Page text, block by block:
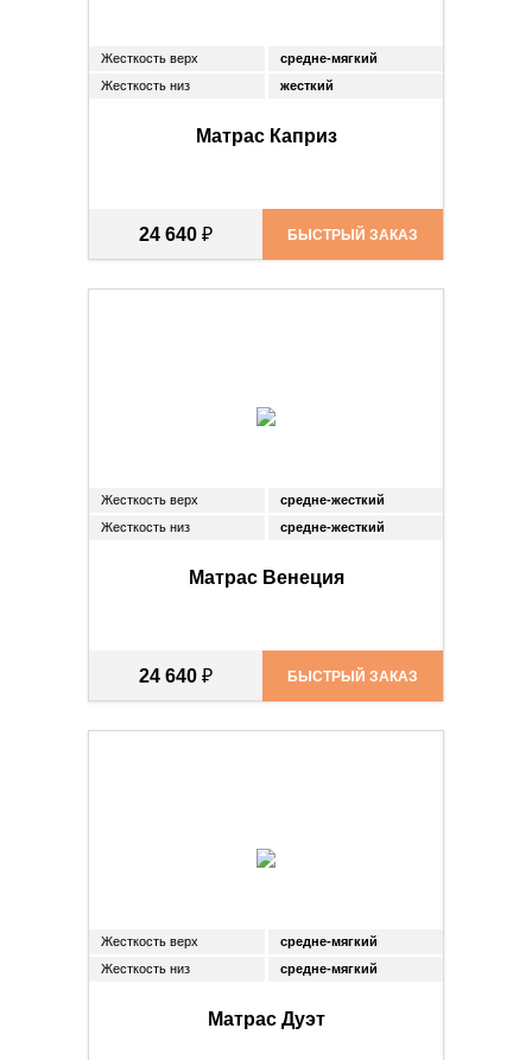
Жесткость верх
средне-мягкий
Жесткость низ
жесткий
Матрас Каприз
24 640 ₽ БЫСТРЫЙ ЗАКАЗ
Жесткость верх
средне-жесткий
Жесткость низ
средне-жесткий
Матрас Венеция
24 640 ₽ БЫСТРЫЙ ЗАКАЗ
Жесткость верх
средне-мягкий
Жесткость низ
средне-мягкий
Матрас Дуэт